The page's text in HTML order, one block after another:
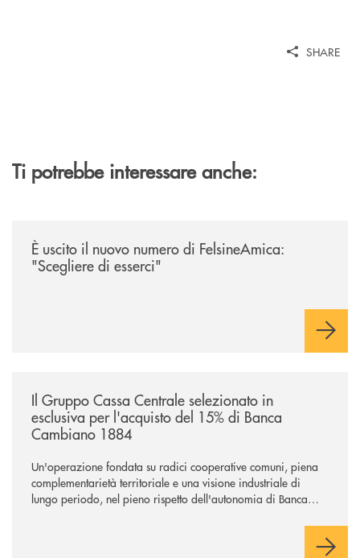
SHARE
Ti potrebbe interessare anche:
È uscito il nuovo numero di FelsineAmica:
"Scegliere di esserci"
Il Gruppo Cassa Centrale selezionato in
esclusiva per l'acquisto del 15% di Banca
Cambiano 1884
Un'operazione fondata su radici cooperative comuni, piena
complementarietà territoriale e una visione industriale di
lungo periodo, nel pieno rispetto dell'autonomia di Banca
negoziazione esclusiva per la finalizzazione dell’operazione.